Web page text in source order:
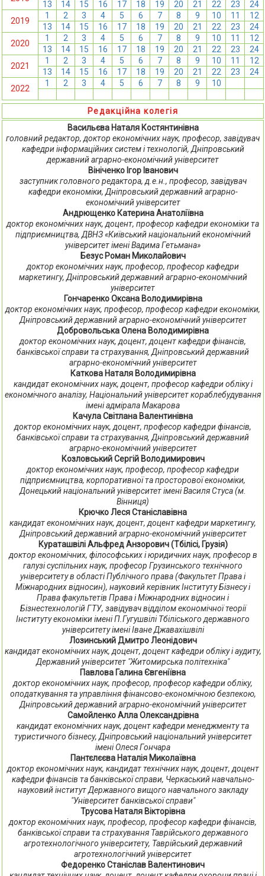
13
14 15 16 17 18 19 20 21 22 23
24
2019
1 2 3 4 5 6 7 8 9 10 11
12
13
14 15 16 17 18 19 20 21 22 23
24
2020
1 2 3 4 5 6 7 8 9 10 11
12
13
14 15 16 17 18 19 20 21 22 23
24
2021
1 2 3 4 5 6 7 8 9 10 11
12
13
14 15 16 17 18 19 20 21 22 23
24
2022
1 2 3 4 5 6 7 8 9 10
Редакційна колегія
Васильєва Наталя Костянтинівна
головний редактор, доктор економічних наук, професор, завідувач
кафедри інформаційних систем і технологій, Дніпровський
державний аграрно-економічний університет
Вініченко Ігор Іванович
заступник головного редактора, д.е.н., професор, завідувач
кафедри економіки, Дніпровський державний аграрно-
економічний університет
Андрющенко Катерина Анатоліївна
доктор економічних наук, доцент, професор кафедри економіки та
підприємництва, ДВНЗ «Київський національний економічний
університет імені Вадима Гетьмана»
Безус Роман Миколайович
доктор економічних наук, професор, професор кафедри
маркетингу, Дніпровський державний аграрно-економічний
університет
Гончаренко Оксана Володимирівна
доктор економічних наук, професор, професор кафедри економіки,
Дніпровський державний аграрно-економічний університет
Добровольська Олена Володимирівна
доктор економічних наук, доцент, доцент кафедри фінансів,
банківської справи та страхування, Дніпровський державний
аграрно-економічний університет
Каткова Наталя Володимирівна
кандидат економічних наук, доцент, професор кафедри обліку і
економічного аналізу, Національний університет кораблебудування
імені адмірала Макарова
Качула Світлана Валентинівна
доктор економічних наук, доцент, професор кафедри фінансів,
банківської справи та страхування, Дніпровський державний
аграрно-економічний університет
Козловський Сергій Володимирович
доктор економічних наук, професор, професор кафедри
підприємництва, корпоративної та просторової економіки,
Донецький національний університет імені Василя Стуса (м.
Вінниця)
Крючко Леся Станіславівна
кандидат економічних наук, доцент, доцент кафедри маркетингу,
Дніпровський державний аграрно-економічний університет
Кураташвілі Альфред Анзорович (Тбілісі, Грузія)
доктор економічних, філософських і юридичних наук, професор в
галузі суспільних наук, професор Грузинського технічного
університету в області Публічного права (Факультет Права і
Міжнародних відносин), науковий керівник Інституту Бізнесу і
Права факультетів Права і Міжнародних відносин і
Бізнестехнологій ГТУ, завідувач відділом економічної теорії
Інституту економіки імені П.Гугушвілі Тбіліського державного
університету імені Іване Джавахішвілі
Лозинський Дмитро Леонідович
кандидат економічних наук, доцент, доцент кафедри обліку і аудиту,
Державний університет "Житомирська політехніка"
Павлова Галина Євгеніївна
доктор економічних наук, професор, професор кафедри обліку,
оподаткування та управління фінансово-економічною безпекою,
Дніпровський державний аграрно-економічний університет
Самойленко Алла Олександрівна
кандидат економічних наук, доцент кафедри менеджменту та
туристичного бізнесу, Дніпровський національний університет
імені Олеся Гончара
Пантєлєєва Наталія Миколаївна
доктор економічних наук, кандидат технічних наук, доцент, доцент
кафедри фінансів та банківської справи, Черкаський навчально-
науковий інститут Державного вищого навчального закладу
"Університет банківської справи"
Трусова Наталя Вікторівна
доктор економічних наук, професор, професор кафедри фінансів,
банківської справи та страхування Таврійського державного
агротехнологічного університету, Таврійський державний
агротехнологічний університет
Федоренко Станіслав Валентинович